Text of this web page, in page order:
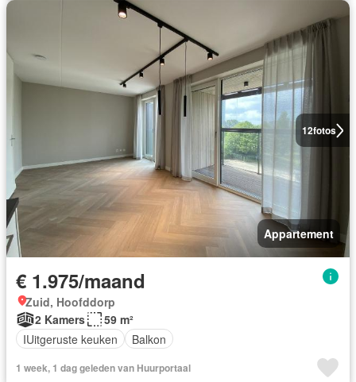
12fotos
Appartement
€ 1.975/maand
Zuid, Hoofddorp
2 Kamers
59 m²
IUitgeruste keuken
Balkon
1 week, 1 dag geleden van Huurportaal